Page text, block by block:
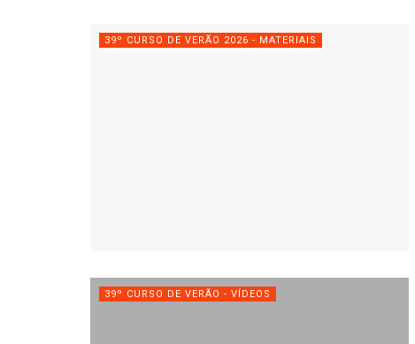
39º CURSO DE VERÃO 2026 - MATERIAIS
39º CURSO DE VERÃO - VÍDEOS